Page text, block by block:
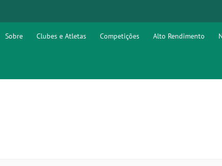
Sobre Clubes e Atletas Competições Alto Rendimento